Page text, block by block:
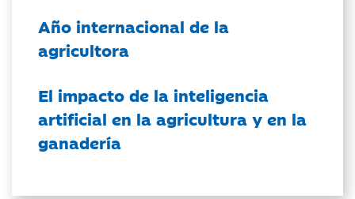
Año internacional de la
agricultora
El impacto de la inteligencia
artificial en la agricultura y en la
ganadería